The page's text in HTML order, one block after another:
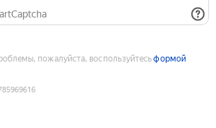
пожалуйста, воспользуйтесьформой